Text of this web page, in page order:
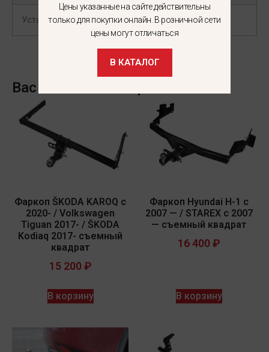
Установка коннектора Нет
Вас может заинтересовать
Фаркоп ŠKODA KAROQ с
2020- / Volkswagen
Tiguan 2017- / ŠKODA
Kodiaq 2017- съемный
квадрат
15 200 ₽
В корзину
Фаркоп Hyundai H-1 с
2007 — / STAREX c 2007
— съемный квадрат
16 400 ₽
В корзину
Цены указанные на сайте действительны
только для покупки онлайн. В розничной сети
цены могут отличаться
В КАТАЛОГ